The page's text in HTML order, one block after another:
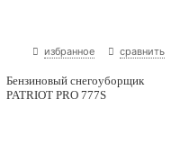
избранное сравнить
Бензиновый снегоуборщик
PATRIOT PRO 777S